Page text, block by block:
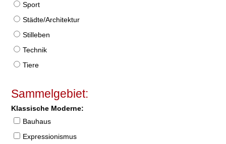
Sport
Städte/Architektur
Stilleben
Technik
Tiere
Sammelgebiet:
Klassische Moderne:
Bauhaus
Expressionismus